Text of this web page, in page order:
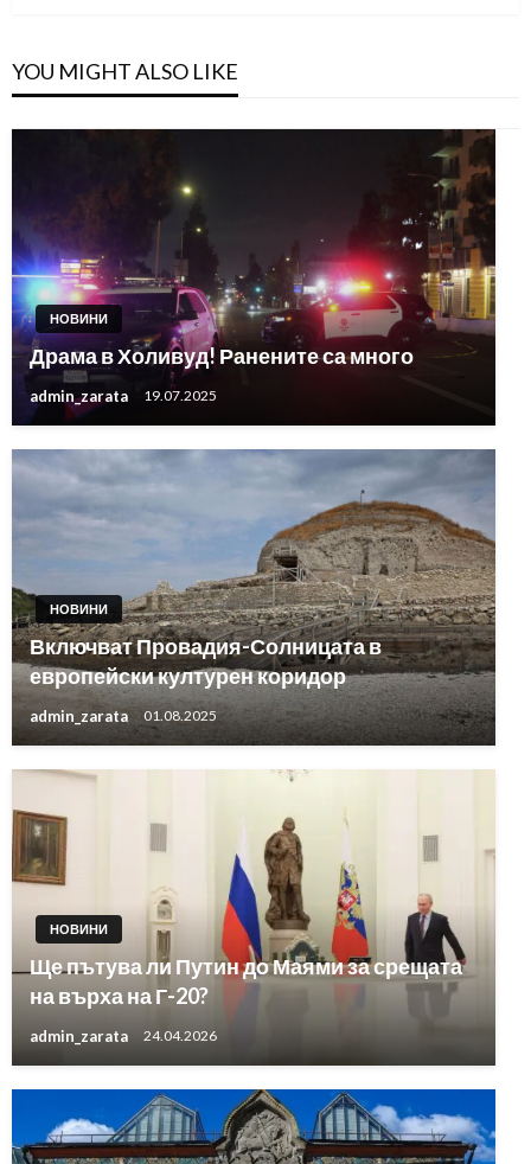
YOU MIGHT ALSO LIKE
НОВИНИ
Драма в Холивуд! Ранените са много
admin_zarata 19.07.2025
НОВИНИ
Включват Провадия-Солницата в
европейски културен коридор
admin_zarata 01.08.2025
НОВИНИ
Ще пътува ли Путин до Маями за срещата
на върха на Г-20?
admin_zarata 24.04.2026